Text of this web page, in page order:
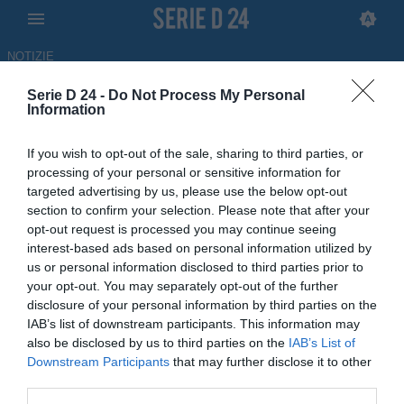
Serie D 24 - Do Not Process My Personal
Information
If you wish to opt-out of the sale, sharing to third parties, or
processing of your personal or sensitive information for
targeted advertising by us, please use the below opt-out
section to confirm your selection. Please note that after your
opt-out request is processed you may continue seeing
interest-based ads based on personal information utilized by
us or personal information disclosed to third parties prior to
your opt-out. You may separately opt-out of the further
disclosure of your personal information by third parties on the
IAB’s list of downstream participants. This information may
also be disclosed by us to third parties on the IAB’s List of
Downstream Participants that may further disclose it to other
NOTIZIE
Vado-Barletta 2-0, i liguri
staccano il pass per la finale: il
tabellino della partita
30.05.2026 16:00 di Loris Berretta
Il Vado batte il Barletta per 2-0 grazie alle reti di Vita e Pisanu: i
liguri volano in finale di Poule Scudetto